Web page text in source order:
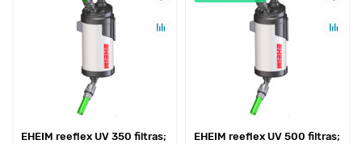
EHEIM reeflex UV 350 filtras;
EHEIM reeflex UV 500 filtras;